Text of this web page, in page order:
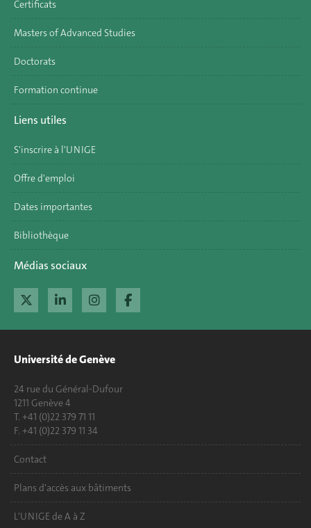
Certificats
Masters of Advanced Studies
Doctorats
Formation continue
Liens utiles
S'inscrire à l'UNIGE
Offre d'emploi
Dates importantes
Bibliothèque
Médias sociaux
Université de Genève
24 rue du Général-Dufour
1211 Genève 4
T. +41 (0)22 379 71 11
F. +41 (0)22 379 11 34
Contact
Plans d'accès aux bâtiments
L'UNIGE de A à Z